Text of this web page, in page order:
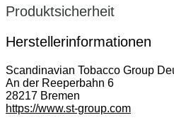
Produktsicherheit
Herstellerinformationen
Scandinavian Tobacco Group
An der Reeperbahn 6
28217 Bremen
https://www.st-group.com